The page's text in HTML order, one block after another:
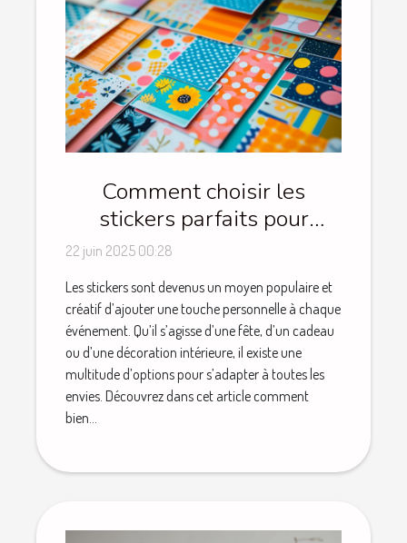
Comment choisir les
stickers parfaits pour
chaque occasion
22 juin 2025 00:28
Les stickers sont devenus un moyen populaire et
créatif d’ajouter une touche personnelle à chaque
événement. Qu’il s’agisse d’une fête, d’un cadeau
ou d’une décoration intérieure, il existe une
multitude d’options pour s’adapter à toutes les
envies. Découvrez dans cet article comment
bien...